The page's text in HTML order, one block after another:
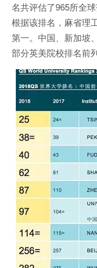
名共评估了965所全球
根据该排名，麻省理
第一。中国、新加坡
部分英美院校排名前列